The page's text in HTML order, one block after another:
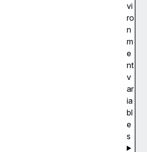
vi
ro
n
m
e
nt
v
ar
ia
bl
e
s